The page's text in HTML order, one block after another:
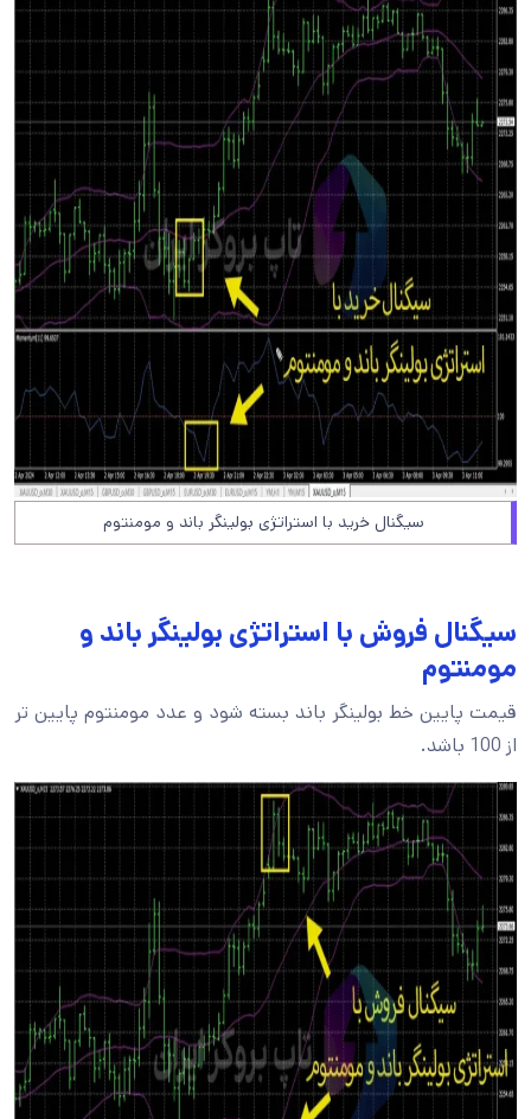
سیگنال خرید با استراتژی بولینگر باند و مومنتوم
سیگنال فروش با استراتژی بولینگر باند و
مومنتوم
قیمت پایین خط بولینگر باند بسته شود و عدد مومنتوم پایین تر
از 100 باشد.